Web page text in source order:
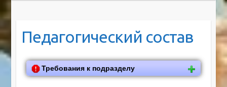
Педагогический состав
Требования к подразделу